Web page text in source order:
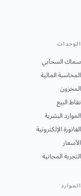
الوحدات
سماك السحابي
المحاسبة المالية
المخزون
نقاط البيع
الموارد البشرية
الفاتورة الإلكترونية
الأسعار
التجربة المجانية
الموارد